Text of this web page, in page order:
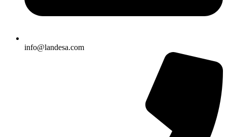
info@landesa.com